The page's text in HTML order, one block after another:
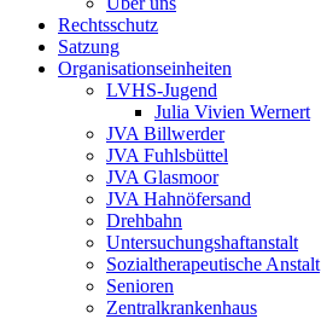
Rechtsschutz
Satzung
Organisationseinheiten
LVHS-Jugend
Julia Vivien Wernert
JVA Billwerder
JVA Fuhlsbüttel
JVA Glasmoor
JVA Hahnöfersand
Drehbahn
Untersuchungshaftanstalt
Sozialtherapeutische Anstalt
Senioren
Zentralkrankenhaus